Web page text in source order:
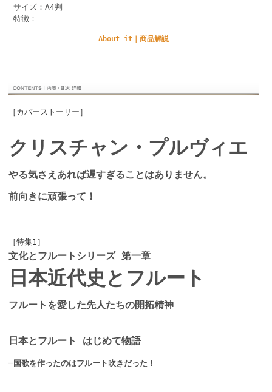
サイズ：A4判
特徴：
About it｜商品解説
［カバーストーリー］
クリスチャン・プルヴィエ
やる気さえあれば遅すぎることはありません。
前向きに頑張って！
［特集1］
文化とフルートシリーズ 第一章
日本近代史とフルート
フルートを愛した先人たちの開拓精神
日本とフルート はじめて物語
─国歌を作ったのはフルート吹きだった！